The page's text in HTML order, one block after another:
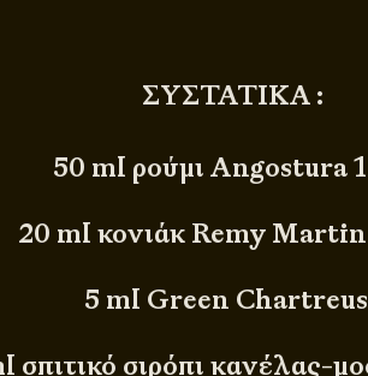
ΣΥΣΤΑΤΙΚΑ :
50 ml ρούμι Angostura
20 ml κονιάκ Remy
5 ml Green
σπιτικό σιρόπι κανέλας-